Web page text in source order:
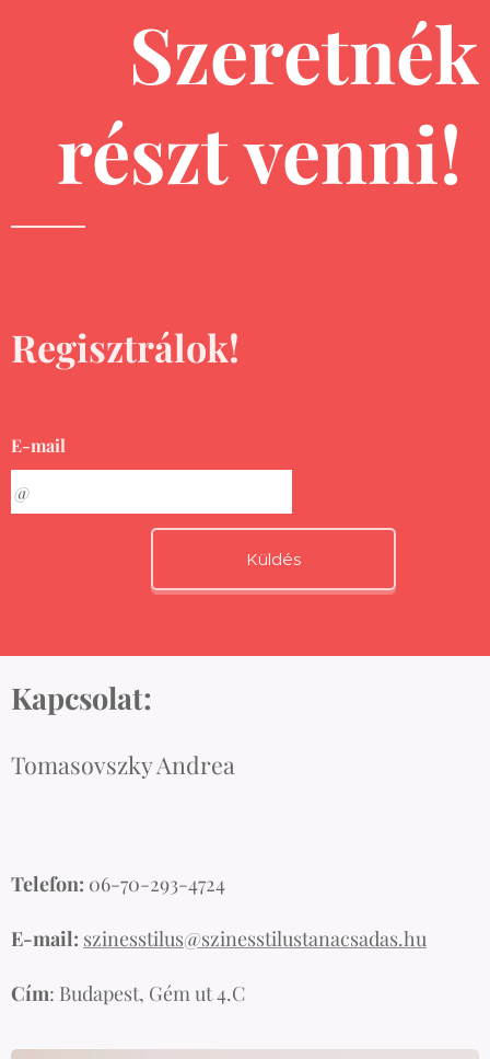
Szeretnék
részt venni!
Regisztrálok!
E-mail
Küldés
Kapcsolat:
Tomasovszky Andrea
Telefon: 06-70-293-4724
E-mail: szinesstilus@szinesstilustanacsadas.hu
Cím: Budapest, Gém ut 4.C